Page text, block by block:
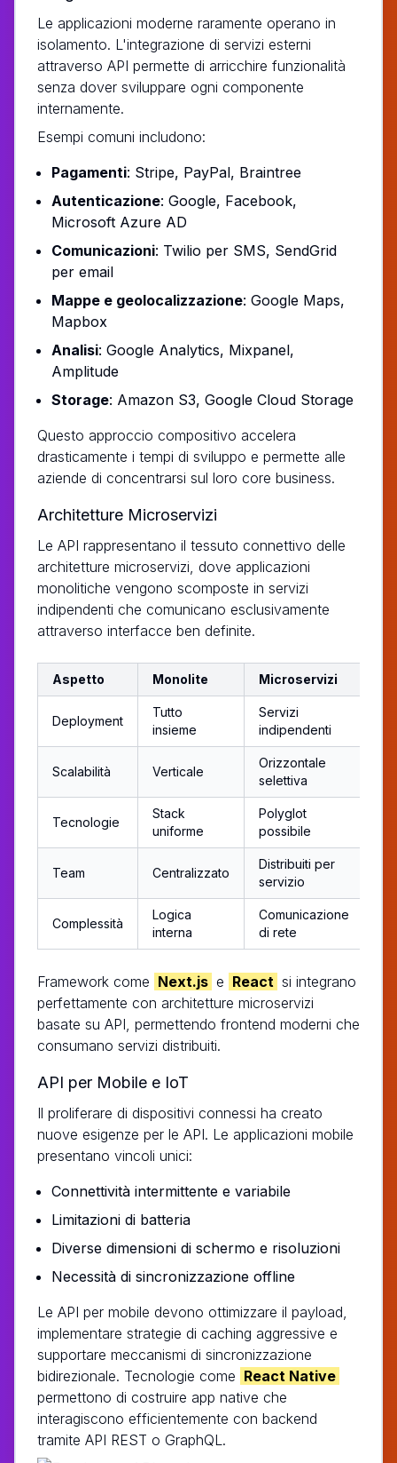
Le applicazioni moderne raramente operano in
isolamento. L'integrazione di servizi esterni
attraverso API permette di arricchire funzionalità
senza dover sviluppare ogni componente
internamente.
Esempi comuni includono:
Pagamenti: Stripe, PayPal, Braintree
Autenticazione: Google, Facebook,
Microsoft Azure AD
Comunicazioni: Twilio per SMS, SendGrid
per email
Mappe e geolocalizzazione: Google Maps,
Mapbox
Analisi: Google Analytics, Mixpanel,
Amplitude
Storage: Amazon S3, Google Cloud Storage
Questo approccio compositivo accelera
drasticamente i tempi di sviluppo e permette alle
aziende di concentrarsi sul loro core business.
Architetture Microservizi
Le API rappresentano il tessuto connettivo delle
architetture microservizi, dove applicazioni
monolitiche vengono scomposte in servizi
indipendenti che comunicano esclusivamente
attraverso interfacce ben definite.
Aspetto Monolite Microservizi
Deployment
Tutto
insieme
Servizi
indipendenti
Scalabilità Verticale
Orizzontale
selettiva
Tecnologie
Stack
uniforme
Polyglot
possibile
Team Centralizzato
Distribuiti per
servizio
Complessità
Logica
interna
Comunicazione
di rete
Framework come Next.js e React si integrano
perfettamente con architetture microservizi
basate su API, permettendo frontend moderni che
consumano servizi distribuiti.
API per Mobile e IoT
Il proliferare di dispositivi connessi ha creato
nuove esigenze per le API. Le applicazioni mobile
presentano vincoli unici:
Connettività intermittente e variabile
Limitazioni di batteria
Diverse dimensioni di schermo e risoluzioni
Necessità di sincronizzazione offline
Le API per mobile devono ottimizzare il payload,
implementare strategie di caching aggressive e
supportare meccanismi di sincronizzazione
bidirezionale. Tecnologie come React Native
permettono di costruire app native che
interagiscono efficientemente con backend
tramite API REST o GraphQL.